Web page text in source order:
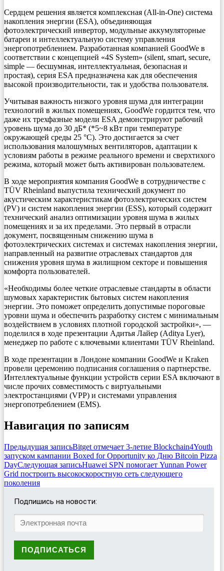
Сердцем решения является комплексная (All-in-One) система
накопления энергии (ESA), объединяющая
фотоэлектрический инвертор, модульные аккумуляторные
батареи и интеллектуальную систему управления
энергопотреблением. Разработанная компанией GoodWe в
соответствии с концепцией «4S System» (silent, smart, secure,
simple — бесшумная, интеллектуальная, безопасная и
простая), серия ESA предназначена как для обеспечения
высокой производительности, так и удобства пользователя.
Учитывая важность низкого уровня шума для интеграции
технологий в жилых помещениях, GoodWe гордится тем, что
даже их трехфазные модели ESA демонстрируют рабочий
уровень шума до 30 дБ* (*5~8 кВт при температуре
окружающей среды 25 °C). Это достигается за счет
использования малошумных вентиляторов, адаптации к
условиям работы в режиме реального времени и сверхтихого
режима, который может быть активирован пользователем.
В ходе мероприятия компания GoodWe в сотрудничестве с
TÜV Rheinland выпустила технический документ по
акустическим характеристикам фотоэлектрических систем
(PV) и систем накопления энергии (ESS), который содержит
технический анализ оптимизации уровня шума в жилых
помещениях и за их пределами. Это первый в отрасли
документ, посвященным снижению шума в
фотоэлектрических системах и системах накопления энергии,
направленный на развитие отраслевых стандартов для
снижения уровня шума в жилищном секторе и повышения
комфорта пользователей.
«Необходимы более четкие отраслевые стандарты в области
шумовых характеристик бытовых систем накопления
энергии. Это поможет определить допустимые пороговые
уровни шума и обеспечить разработку систем с минимальным
воздействием в условиях плотной городской застройки», —
поделился в ходе презентации Адитья Лайер (Aditya Lyer),
менеджер по работе с ключевыми клиентами TÜV Rheinland.
В ходе презентации в Лондоне компании GoodWe и Kraken
провели церемонию подписания соглашения о партнерстве.
Интеллектуальные функции устройств серии ESA включают в
числе прочих совместимость с виртуальными
электростанциями (VPP) и системами управления
энергопотреблением (EMS).
Навигация по записям
Предыдущая записьBitget отмечает 3-летие Blockchain4Youth
запуском кампании Boxed for Opportunity ко Дню Bitcoin Pizza
DayСледующая записьHuawei SPN помогает Yunnan Power
Grid построить высокоскоростную сеть следующего
поколения
Подпишись на новости: